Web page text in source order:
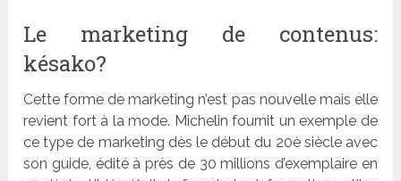
Le marketing de contenus:
késako?
Cette forme de marketing n’est pas nouvelle mais elle
revient fort à la mode. Michelin fournit un exemple de
ce type de marketing dès le début du 20è siècle avec
son guide, édité à près de 30 millions d’exemplaire en